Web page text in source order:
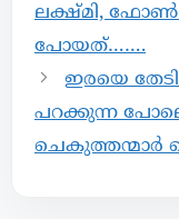
ലക്ഷ്മി, ഫോൺ
പോയത്…….
ഇരയെ
പറക്കുന്ന
ചെകുത്തന്മാർ